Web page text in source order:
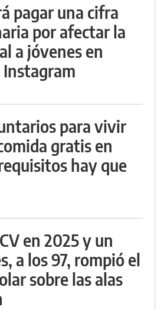
pagar una cifra
por afectar la
a jóvenes en
Instagram
para vivir
gratis en
hay que
en 2025 y un
a los 97, rompió el
sobre las alas